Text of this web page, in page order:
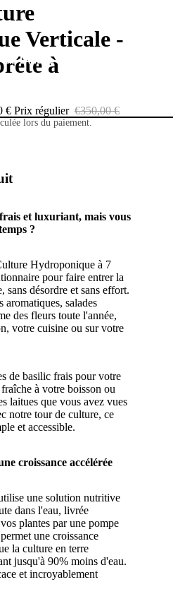
DE LANGUE
Verticale -
à
€ Prix régulier €350,00 €
lors du paiement.
et luxuriant, mais vous
?
Hydroponique à 7
pour faire entrer la
sans désordre et sans effort.
aromatiques, salades
des fleurs toute l'année,
votre cuisine ou sur votre
de basilic frais pour votre
à votre boisson ou
laitues que vous avez vues
notre tour de culture, ce
et accessible.
croissance accélérée
une solution nutritive
dans l'eau, livrée
plantes par une pompe
une croissance
la culture en terre
jusqu'à 90% moins d'eau.
et incroyablement